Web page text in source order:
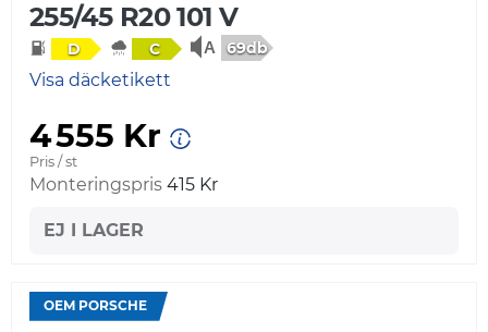
255/45 R20 101 V
D C 69db
Visa däcketikett
4 555 Kr
Pris / st
Monteringspris 415 Kr
EJ I LAGER
OEM PORSCHE